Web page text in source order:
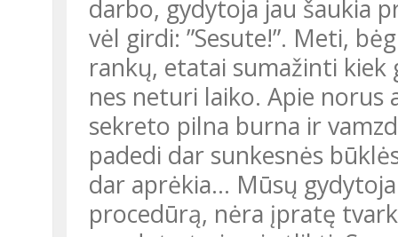
darbo, gydytoja jau šaukia
vėl girdi: ”Sesute!”. Meti,
rankų, etatai sumažinti kiek
nes neturi laiko. Apie norus
sekreto pilna burna ir
padedi dar sunkesnės
dar aprėkia... Mūsų
procedūrą, nėra įpratę